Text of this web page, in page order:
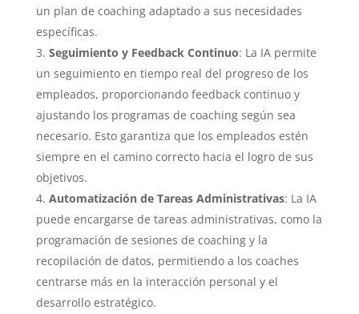
un plan de coaching adaptado a sus necesidades
específicas.
Seguimiento y Feedback Continuo: La IA permite
un seguimiento en tiempo real del progreso de los
empleados, proporcionando feedback continuo y
ajustando los programas de coaching según sea
necesario. Esto garantiza que los empleados estén
siempre en el camino correcto hacia el logro de sus
objetivos.
Automatización de Tareas Administrativas: La IA
puede encargarse de tareas administrativas, como la
programación de sesiones de coaching y la
recopilación de datos, permitiendo a los coaches
centrarse más en la interacción personal y el
desarrollo estratégico.